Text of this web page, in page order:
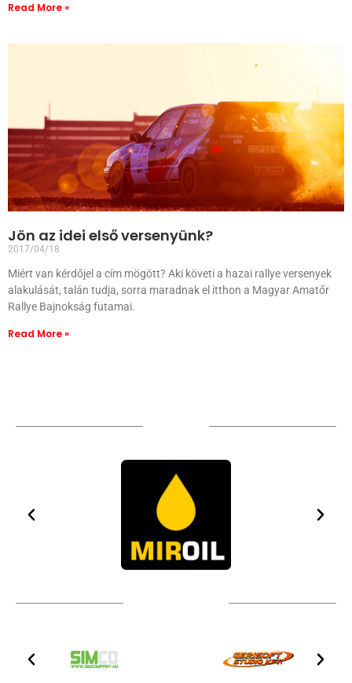
Read More »
Jön az idei első versenyünk?
2017/04/18
Miért van kérdőjel a cím mögött? Aki követi a hazai rallye versenyek
alakulását, talán tudja, sorra maradnak el itthon a Magyar Amatőr
Rallye Bajnokság futamai.
Read More »